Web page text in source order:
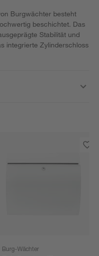
Burgwächter besteht
beschichtet. Das
Stabilität und
integrierte Zylinderschloss
Burg-Wächter